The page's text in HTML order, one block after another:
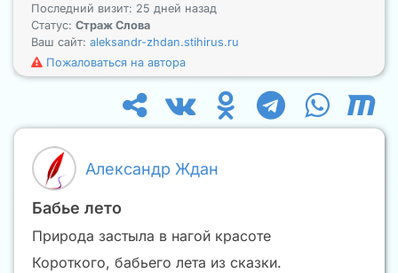
Последний визит: 25 дней назад
Статус: Страж Слова
Ваш сайт: aleksandr-zhdan.stihirus.ru
Пожаловаться на автора
Александр Ждан
Бабье лето
Природа застыла в нагой красоте
Короткого, бабьего лета из сказки.